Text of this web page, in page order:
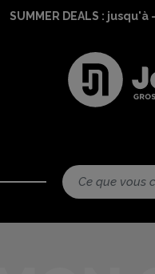
SUMMER DEALS :